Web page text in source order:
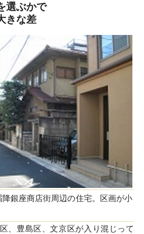
選ぶかで
きな差
銀座商店街周辺の住宅。区画が小
、豊島区、文京区が入り混じって